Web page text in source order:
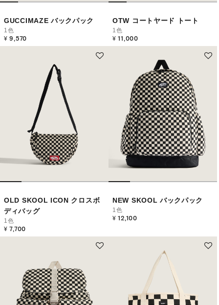
GUCCIMAZE バックパック
1色
¥ 9,570
OTW コートヤード トート
1色
¥ 11,000
OLD SKOOL ICON クロスボ
ディバッグ
1色
¥ 7,700
NEW SKOOL バックパック
1色
¥ 12,100